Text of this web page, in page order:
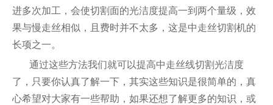
进多次加工，会使切割面的光洁度提高一到两个量级，效
果与慢走丝相似，且费时并不太多，这是中走丝切割机的
长项之一。
通过这些方法我们就可以提高中走丝线切割光洁度
了，只要你认真了解一下，其实这些知识是很简单的，真
心希望对大家有一些帮助，如果还想了解更多的知识，或